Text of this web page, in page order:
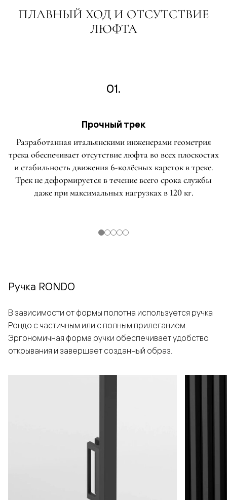
ПЛАВНЫЙ ХОД И ОТСУТСТВИЕ
ЛЮФТА
01.
Прочный трек
Разработанная итальянскими инженерами геометрия
трека обеспечивает отсутствие люфта во всех плоскостях
и стабильность движения 6-колёсных кареток в треке.
Трек не деформируется в течение всего срока службы
даже при максимальных нагрузках в 120 кг.
Ручка RONDO
В зависимости от формы полотна используется ручка
Рондо с частичным или с полным прилеганием.
Эргономичная форма ручки обеспечивает удобство
открывания и завершает созданный образ.